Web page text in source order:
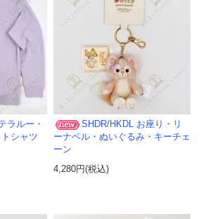
ラルー・
シャツ
SHDR/HKDL お座り・リ
ーナベル・ぬいぐるみ・キーチェ
ーン
4,280円(税込)